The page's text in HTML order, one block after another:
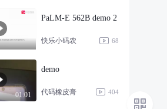
PaLM-E 562B demo 2
快乐小码农 68
01:01
demo
代码橡皮膏 404